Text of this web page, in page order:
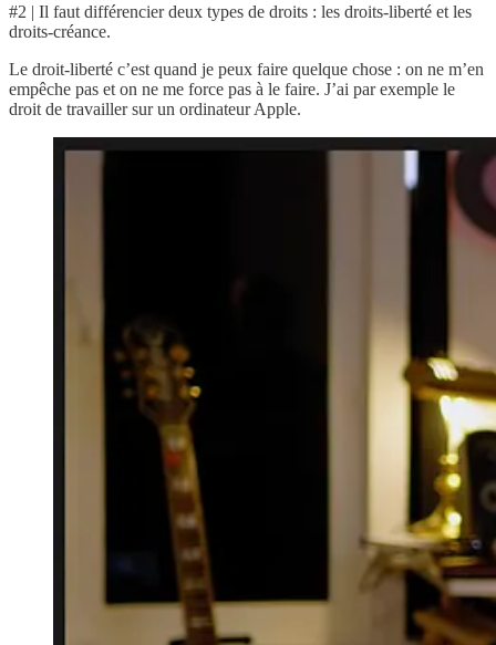
#2 | Il faut différencier deux types de droits : les droits-liberté et les
droits-créance.
Le droit-liberté c’est quand je peux faire quelque chose : on ne m’en
empêche pas et on ne me force pas à le faire. J’ai par exemple le
droit de travailler sur un ordinateur Apple.